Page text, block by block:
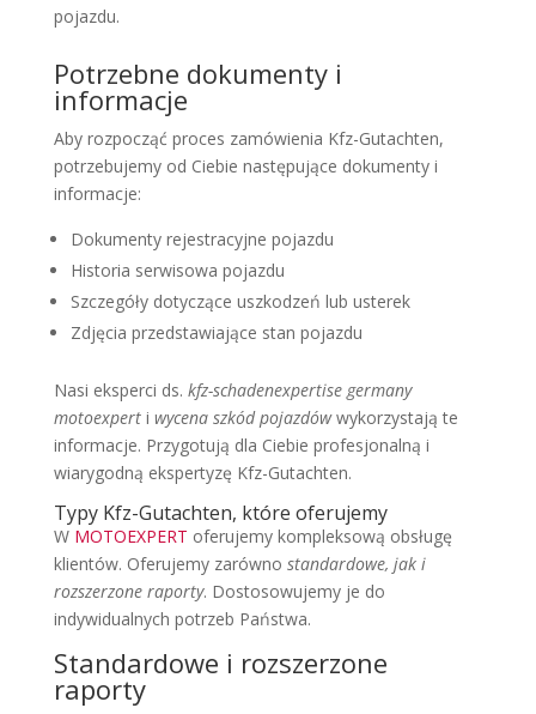
pojazdu.
Potrzebne dokumenty i
informacje
Aby rozpocząć proces zamówienia Kfz-Gutachten,
potrzebujemy od Ciebie następujące dokumenty i
informacje:
Dokumenty rejestracyjne pojazdu
Historia serwisowa pojazdu
Szczegóły dotyczące uszkodzeń lub usterek
Zdjęcia przedstawiające stan pojazdu
Nasi eksperci ds. kfz-schadenexpertise germany
motoexperti wycena szkód pojazdówwykorzystają te
informacje. Przygotują dla Ciebie profesjonalną i
wiarygodną ekspertyzę Kfz-Gutachten.
Typy Kfz-Gutachten, które oferujemy
W MOTOEXPERT oferujemy kompleksową obsługę
klientów. Oferujemy zarówno standardowe, jak i
rozszerzone raporty. Dostosowujemy je do
indywidualnych potrzeb Państwa.
Standardowe i rozszerzone
raporty